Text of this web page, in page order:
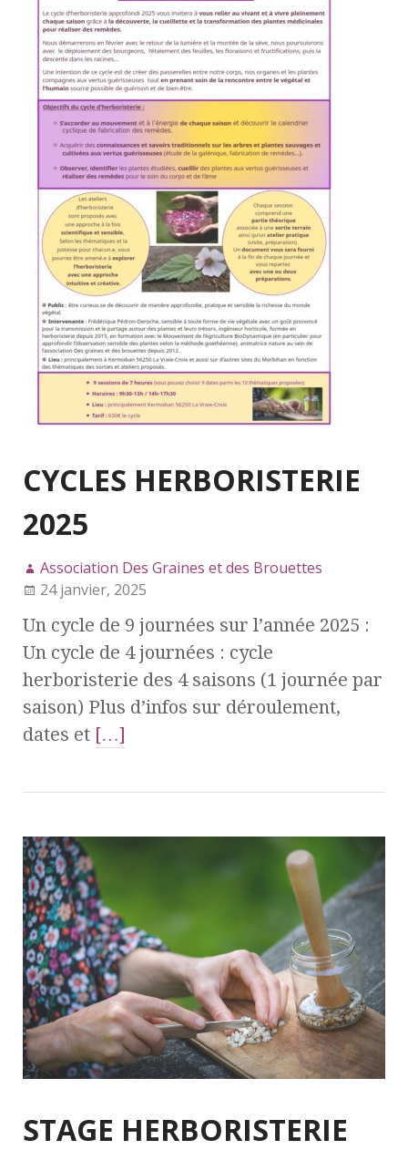
CYCLES HERBORISTERIE
2025
Association Des Graines et des Brouettes
24 janvier, 2025
Un cycle de 9 journées sur l’année 2025 :
Un cycle de 4 journées : cycle
herboristerie des 4 saisons (1 journée par
saison) Plus d’infos sur déroulement,
dates et […]
STAGE HERBORISTERIE